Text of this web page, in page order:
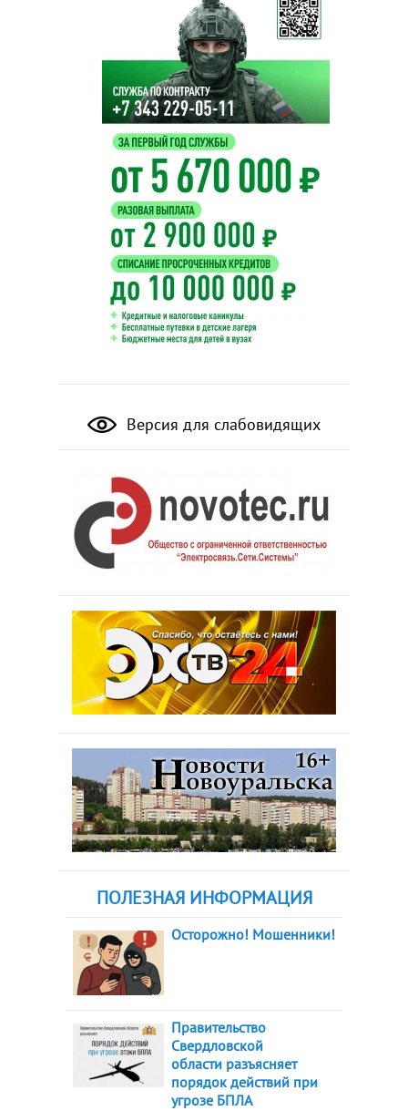
Версия для слабовидящих
ПОЛЕЗНАЯ ИНФОРМАЦИЯ
Осторожно! Мошенники!
Правительство
Свердловской
области разъясняет
порядок действий при
угрозе БПЛА